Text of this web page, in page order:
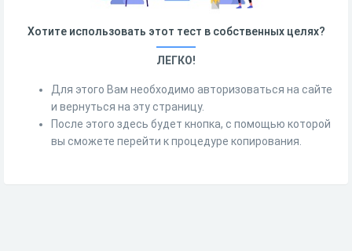
Хотите использовать этот тест в собственных целях?
ЛЕГКО!
Для этого Вам необходимо авторизоваться на сайте
и вернуться на эту страницу.
После этого здесь будет кнопка, с помощью которой
вы сможете перейти к процедуре копирования.